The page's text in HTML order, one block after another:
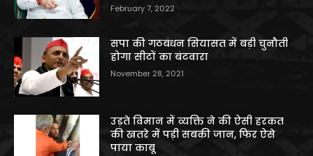
February 7, 2022
सपा की गठबंधन सियासत में बड़ी चुनौती
होगा सीटों का बंटवारा
November 28, 2021
उड़ते विमान में व्यक्ति ने की ऐसी हरकत
की खतरे में पड़ी सबकी जान, फिर ऐसे
पाया काबू